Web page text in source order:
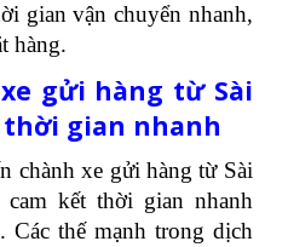
gian vận chuyển nhanh,
hàng.
gửi hàng từ Sài
gian nhanh
chành xe gửi hàng từ Sài
kết thời gian nhanh
Các thế mạnh trong dịch